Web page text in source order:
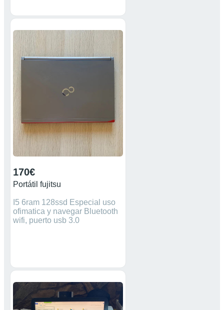
Especificaciones en la foto.
663640954 Palabras Clave no
leer ordenador portatil leonovo
Asus Acer HP informática
matebook Apple Dell samsung
Huawei msi sony Toshiba
compact Fujitsu packerd bell
Razer LG
170€
Portátil fujitsu
I5 6ram 128ssd Especial uso
ofimatica y navegar Bluetooth
wifi, puerto usb 3.0